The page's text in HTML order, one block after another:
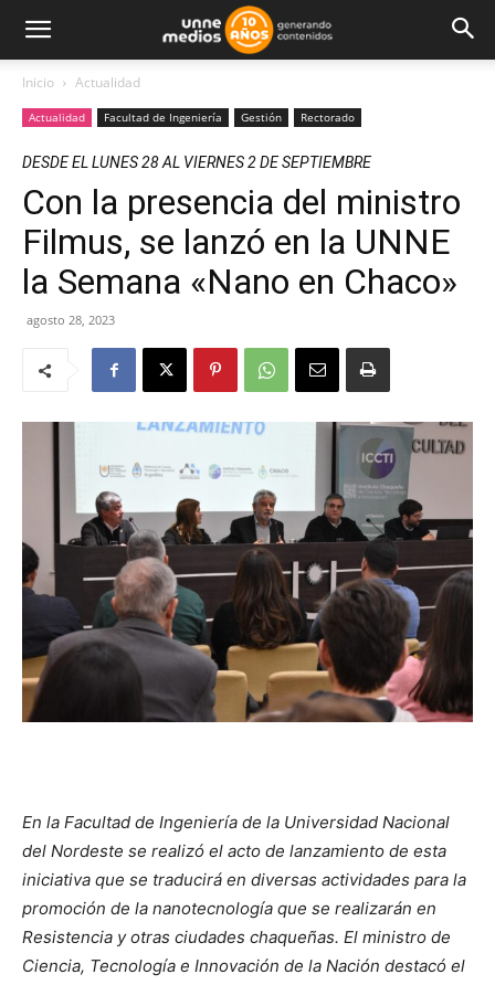
Inicio Actualidad
Actualidad Facultad de Ingeniería Gestión Rectorado
DESDE EL LUNES 28 AL VIERNES 2 DE SEPTIEMBRE
Con la presencia del ministro
Filmus, se lanzó en la UNNE
la Semana «Nano en Chaco»
agosto 28, 2023
En la Facultad de Ingeniería de la Universidad Nacional
del Nordeste se realizó el acto de lanzamiento de esta
iniciativa que se traducirá en diversas actividades para la
promoción de la nanotecnología que se realizarán en
Resistencia y otras ciudades chaqueñas. El ministro de
Ciencia, Tecnología e Innovación de la Nación destacó el